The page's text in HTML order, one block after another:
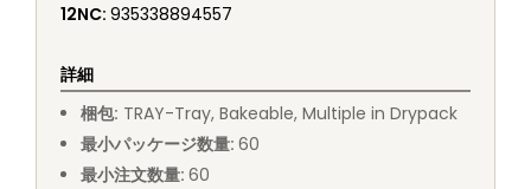
12NC: 935338894557
詳細
梱包: TRAY-Tray, Bakeable, Multiple in Drypack
最小パッケージ数量: 60
最小注文数量: 60